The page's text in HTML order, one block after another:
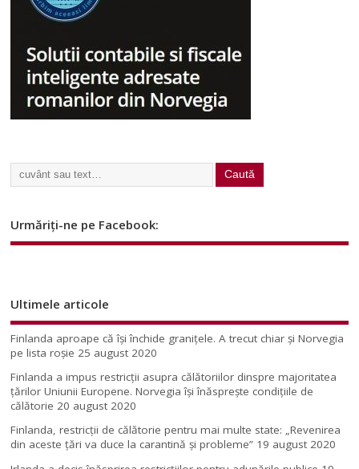
Urmăriți-ne pe Facebook:
Ultimele articole
Finlanda aproape că își închide granițele. A trecut chiar și Norvegia
pe lista roșie 25 august 2020
Finlanda a impus restricţii asupra călătoriilor dinspre majoritatea
ţărilor Uniunii Europene. Norvegia își înăsprește condițiile de
călătorie 20 august 2020
Finlanda, restricţii de călătorie pentru mai multe state: „Revenirea
din aceste ţări va duce la carantină şi probleme” 19 august 2020